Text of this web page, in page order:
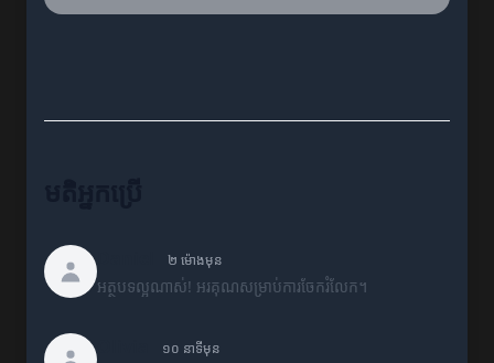
២ ម៉ោងមុន
អត្ថបទល្អណាស់! អរគុណសម្រាប់ការចែករំលែក។
១០ នាទីមុន